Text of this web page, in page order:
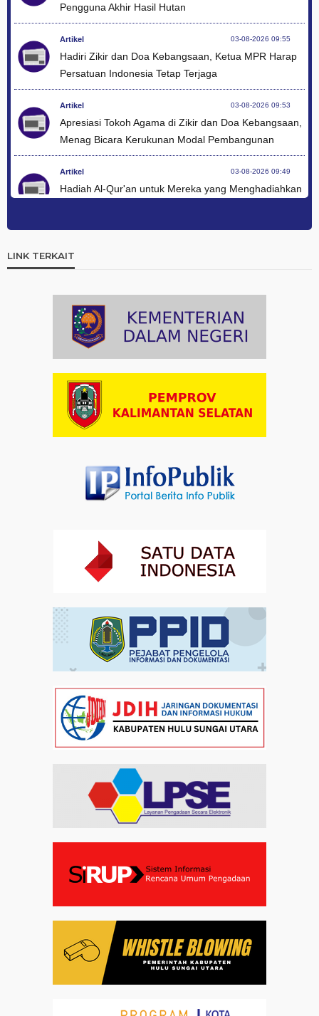
Pengguna Akhir Hasil Hutan
Artikel 03-08-2026 09:55
Hadiri Zikir dan Doa Kebangsaan, Ketua MPR Harap
Persatuan Indonesia Tetap Terjaga
Artikel 03-08-2026 09:53
Apresiasi Tokoh Agama di Zikir dan Doa Kebangsaan,
Menag Bicara Kerukunan Modal Pembangunan
Artikel 03-08-2026 09:49
Hadiah Al-Qur'an untuk Mereka yang Menghadiahkan
Ini Teks Lengkap Doa Kebangsaan Umat Kristen
Protestan di Monas
Artikel
Paduan Suara yang Menyatukan Harapan untuk
Indonesia
Dalam Zikir dan Doa Kebangsaan, Tio Menemukan
Makna Keberagaman
Artikel 01-08-2026 18:00
Kebangsaan di Monas
31-07-2026 16:04
Pandang terhadap Penyandang Disabilitas
LINK TERKAIT